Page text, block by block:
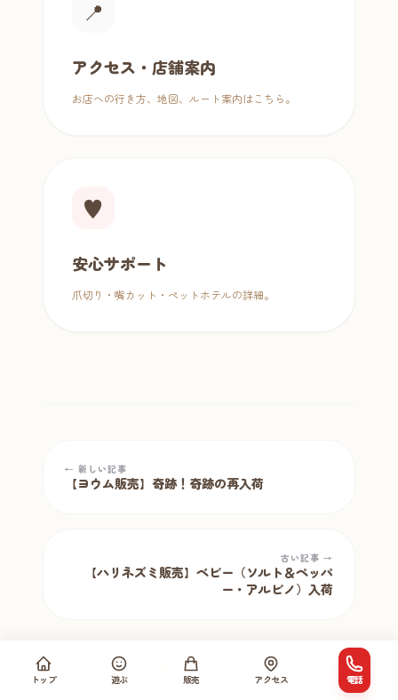
📍
アクセス・店舗案内
お店への行き方、地図、ルート案内はこちら。
♥
安心サポート
爪切り・嘴カット・ペットホテルの詳細。
← 新しい記事
【ヨウム販売】奇跡！奇跡の再入荷
古い記事 →
【ハリネズミ販売】ベビー（ソルト＆ペッパ
ー・アルビノ）入荷
過去のブログを読む
トップ 遊ぶ 販売 アクセス 電話